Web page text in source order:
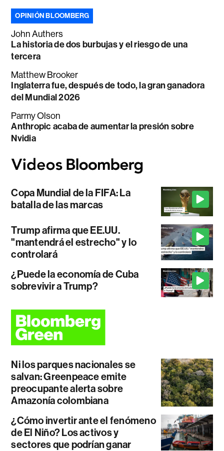
OPINIÓN BLOOMBERG
John Authers
La historia de dos burbujas y el riesgo de una
tercera
Matthew Brooker
Inglaterra fue, después de todo, la gran ganadora
del Mundial 2026
Parmy Olson
Anthropic acaba de aumentar la presión sobre
Nvidia
Copa Mundial de la FIFA: La
batalla de las marcas
Trump afirma que EE.UU.
"mantendrá el estrecho" y lo
controlará
¿Puede la economía de Cuba
sobrevivir a Trump?
Ni los parques nacionales se
salvan: Greenpeace emite
preocupante alerta sobre
Amazonía colombiana
¿Cómo invertir ante el fenómeno
de El Niño? Los activos y
sectores que podrían ganar